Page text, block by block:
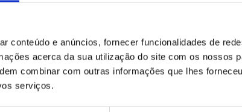
conteúdo e anúncios, fornecer funcionalidades de
acerca da sua utilização do site com os nossos
combinar com outras informações que lhes
serviços.